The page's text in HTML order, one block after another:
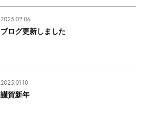
ブログ更新しました
2025.02.06
謹賀新年
2025.01.10